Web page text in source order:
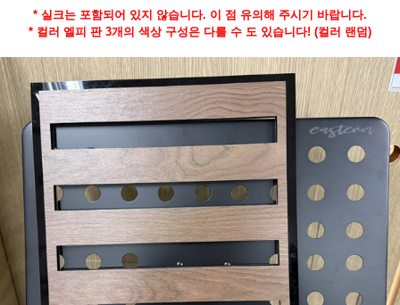
* 실크는 포함되어 있지 않습니다. 이 점 유의해 주시기 바랍니다.
* 컬러 엘피 판 3개의 색상 구성은 다를 수 도 있습니다! (컬러 랜덤)